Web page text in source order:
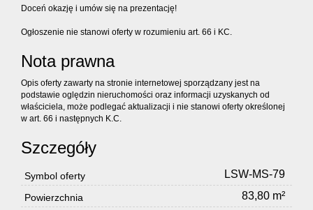
Doceń okazję i umów się na prezentację!
Ogłoszenie nie stanowi oferty w rozumieniu art. 66 i KC.
Nota prawna
Opis oferty zawarty na stronie internetowej sporządzany jest na
podstawie oględzin nieruchomości oraz informacji uzyskanych od
właściciela, może podlegać aktualizacji i nie stanowi oferty określonej
w art. 66 i następnych K.C.
Szczegóły
Symbol oferty LSW-MS-79
Powierzchnia 83,80 m²